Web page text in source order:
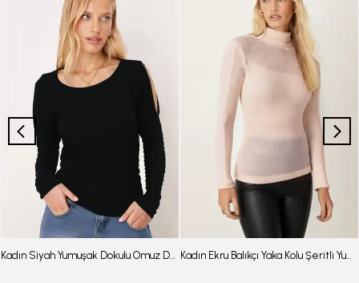
Kadın Siyah Yumuşak Dokulu Omuz Dekolteli Bluz ARM-26K001024 Kadın Ekru Balıkçı Yaka Kolu Şeritli Yumuşak Dokulu Bluz ARM-26K001043